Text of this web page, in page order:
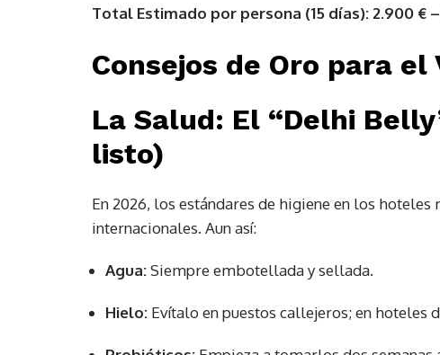
Total Estimado por persona (15 días): 2.900 €
Consejos de Oro para
La Salud: El “Delhi
listo)
En 2026, los estándares de higiene en los hoteles
internacionales. Aun así:
Agua:Siempre embotellada y sellada.
Hielo: Evítalo en puestos callejeros; en hoteles